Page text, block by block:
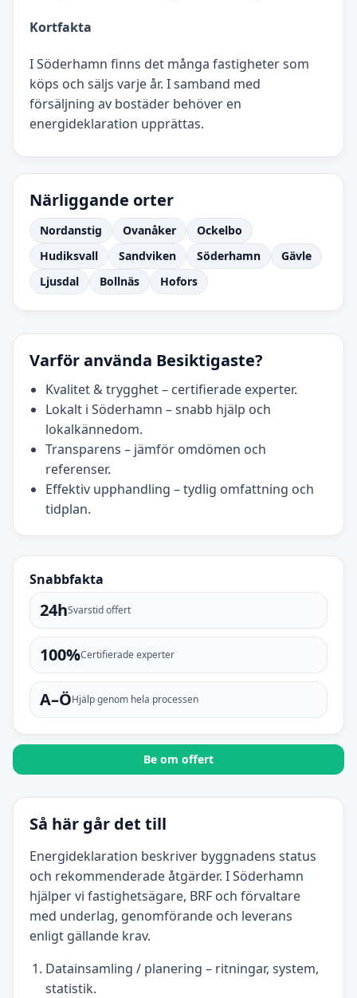
Kortfakta
I Söderhamn finns det många fastigheter som
köps och säljs varje år. I samband med
försäljning av bostäder behöver en
energideklaration upprättas.
Närliggande orter
Nordanstig Ovanåker
Ockelbo
Hudiksvall
Sandviken Söderhamn
Gävle
Ljusdal
Bollnäs Hofors
Varför använda Besiktigaste?
Kvalitet & trygghet – certifierade experter.
Lokalt i Söderhamn – snabb hjälp och
lokalkännedom.
Transparens – jämför omdömen och
referenser.
Effektiv upphandling – tydlig omfattning och
tidplan.
Snabbfakta
24hSvarstid offert
100%Certifierade experter
A–ÖHjälp genom hela processen
Be om offert
Så här går det till
Energideklaration beskriver byggnadens status
och rekommenderade åtgärder. I Söderhamn
hjälper vi fastighetsägare, BRF och förvaltare
med underlag, genomförande och leverans
enligt gällande krav.
Datainsamling / planering – ritningar, system,
statistik.